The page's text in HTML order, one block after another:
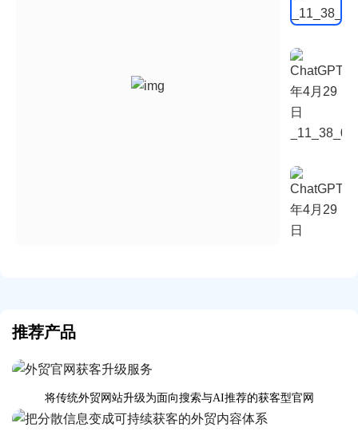
推荐产品
将传统外贸网站升级为面向搜索与AI推荐的获客型官网